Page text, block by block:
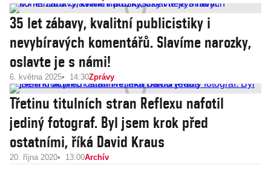
35 let zábavy, kvalitní publicistiky i
nevybíravých komentářů. Slavíme narozky,
oslavte je s námi!
6. května 2025 14:30Zprávy
Třetinu titulních stran Reflexu nafotil
jediný fotograf. Byl jsem krok před
ostatními, říká David Kraus
20. října 2020 13:00Archív